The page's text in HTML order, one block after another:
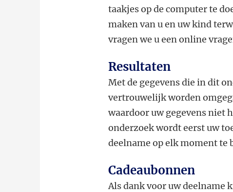
taakjes op de computer te
maken van u en uw kind
vragen we u een online
Resultaten
Met de gegevens die in dit
vertrouwelijk worden
waardoor uw gegevens niet
onderzoek wordt eerst uw
deelname op elk moment te
Cadeaubonnen
Als dank voor uw deelname